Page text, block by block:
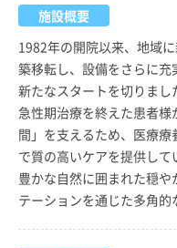
施設概要
1982年の開院以来、地域
築移転し、設備をさらに
新たなスタートを切りまし
急性期治療を終えた患者
間」を支えるため、医療
で質の高いケアを提供して
豊かな自然に囲まれた穏
テーションを通じた多角的